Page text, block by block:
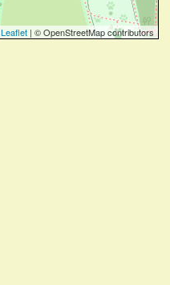
Leaflet | © OpenStreetMap contributors